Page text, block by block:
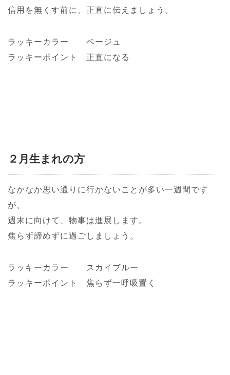
信用を無くす前に、正直に伝えましょう。
ラッキーカラー ベージュ
ラッキーポイント 正直になる
２月生まれの方
なかなか思い通りに行かないことが多い一週間です
が、
週末に向けて、物事は進展します。
焦らず諦めずに過ごしましょう。
ラッキーカラー スカイブルー
ラッキーポイント 焦らず一呼吸置く